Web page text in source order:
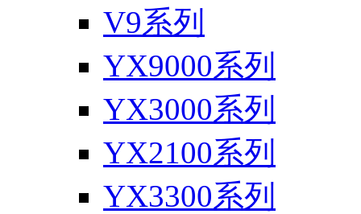
V9系列
YX9000系列
YX3000系列
YX2100系列
YX3300系列